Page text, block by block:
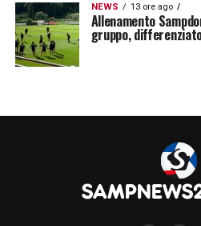
NEWS 13 ore ago
Allenamento
gruppo,